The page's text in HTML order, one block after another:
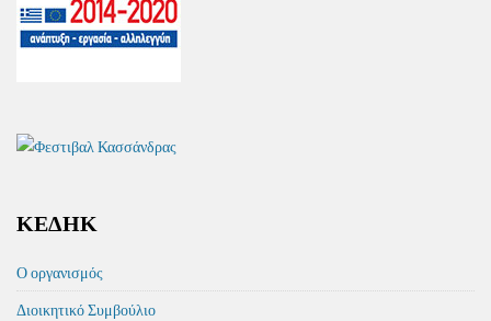
ΚΕΔΗΚ
Ο οργανισμός
Διοικητικό Συμβούλιο